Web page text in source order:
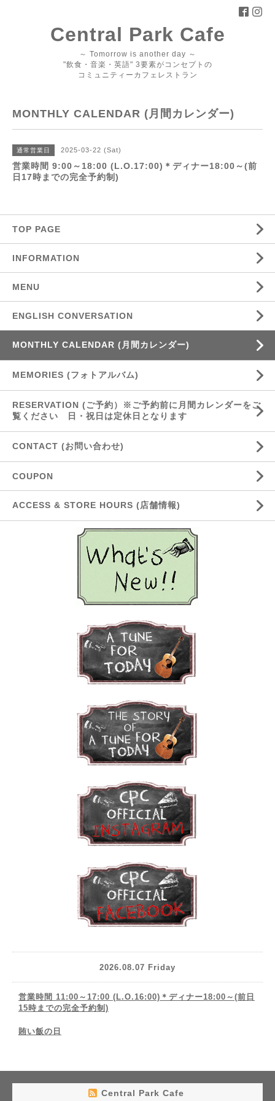
Central Park Cafe
～ Tomorrow is another day ～
"飲食・音楽・英語" 3要素がコンセプトの
コミュニティーカフェレストラン
MONTHLY CALENDAR (月間カレンダー)
通常営業日 2025-03-22 (Sat)
営業時間 9:00～18:00 (L.O.17:00)＊ディナー18:00～(前
日17時までの完全予約制)
TOP PAGE
INFORMATION
MENU
ENGLISH CONVERSATION
MONTHLY CALENDAR (月間カレンダー)
MEMORIES (フォトアルバム)
RESERVATION (ご予約）※ご予約前に月間カレンダーをご
覧ください 日・祝日は定休日となります
CONTACT (お問い合わせ)
COUPON
ACCESS & STORE HOURS (店舗情報)
2026.08.07 Friday
営業時間 11:00～17:00 (L.O.16:00)＊ディナー18:00～(前日
15時までの完全予約制)
賄い飯の日
Central Park Cafe